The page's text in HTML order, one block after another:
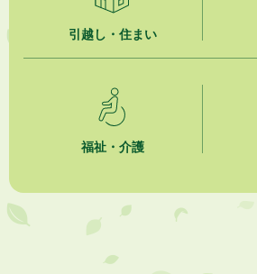
引越し・住まい
福祉・介護